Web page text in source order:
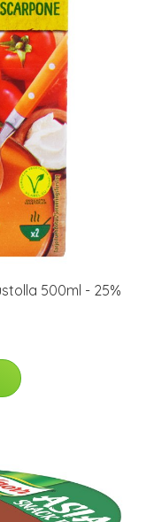
500ml - 25%